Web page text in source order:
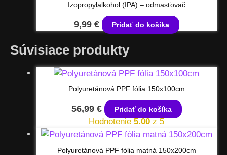
Izopropylalkohol (IPA) – odmasťovač
9,99 € Pridať do košíka
Súvisiace produkty
Polyuretánová PPF fólia 150x100cm
56,99 € Pridať do košíka
Hodnotenie 5.00 z 5
Polyuretánová PPF fólia matná 150x200cm